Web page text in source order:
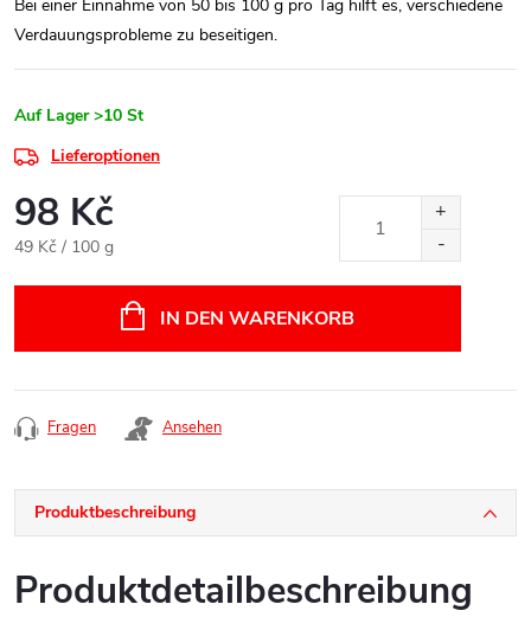
Bei einer Einnahme von 50 bis 100 g pro Tag hilft es, verschiedene
Verdauungsprobleme zu beseitigen.
Auf Lager >10 St
Lieferoptionen
98 Kč
Verkaufspreis:
49 Kč / 100 g
IN DEN WARENKORB
Fragen Ansehen
Produktbeschreibung
Produktdetailbeschreibung